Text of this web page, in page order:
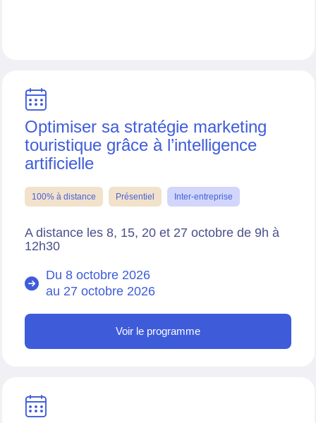
Optimiser sa stratégie marketing
touristique grâce à l’intelligence
artificielle
100% à distance Présentiel Inter-entreprise
A distance les 8, 15, 20 et 27 octobre de 9h à
12h30
Du 8 octobre 2026
au 27 octobre 2026
Voir le programme